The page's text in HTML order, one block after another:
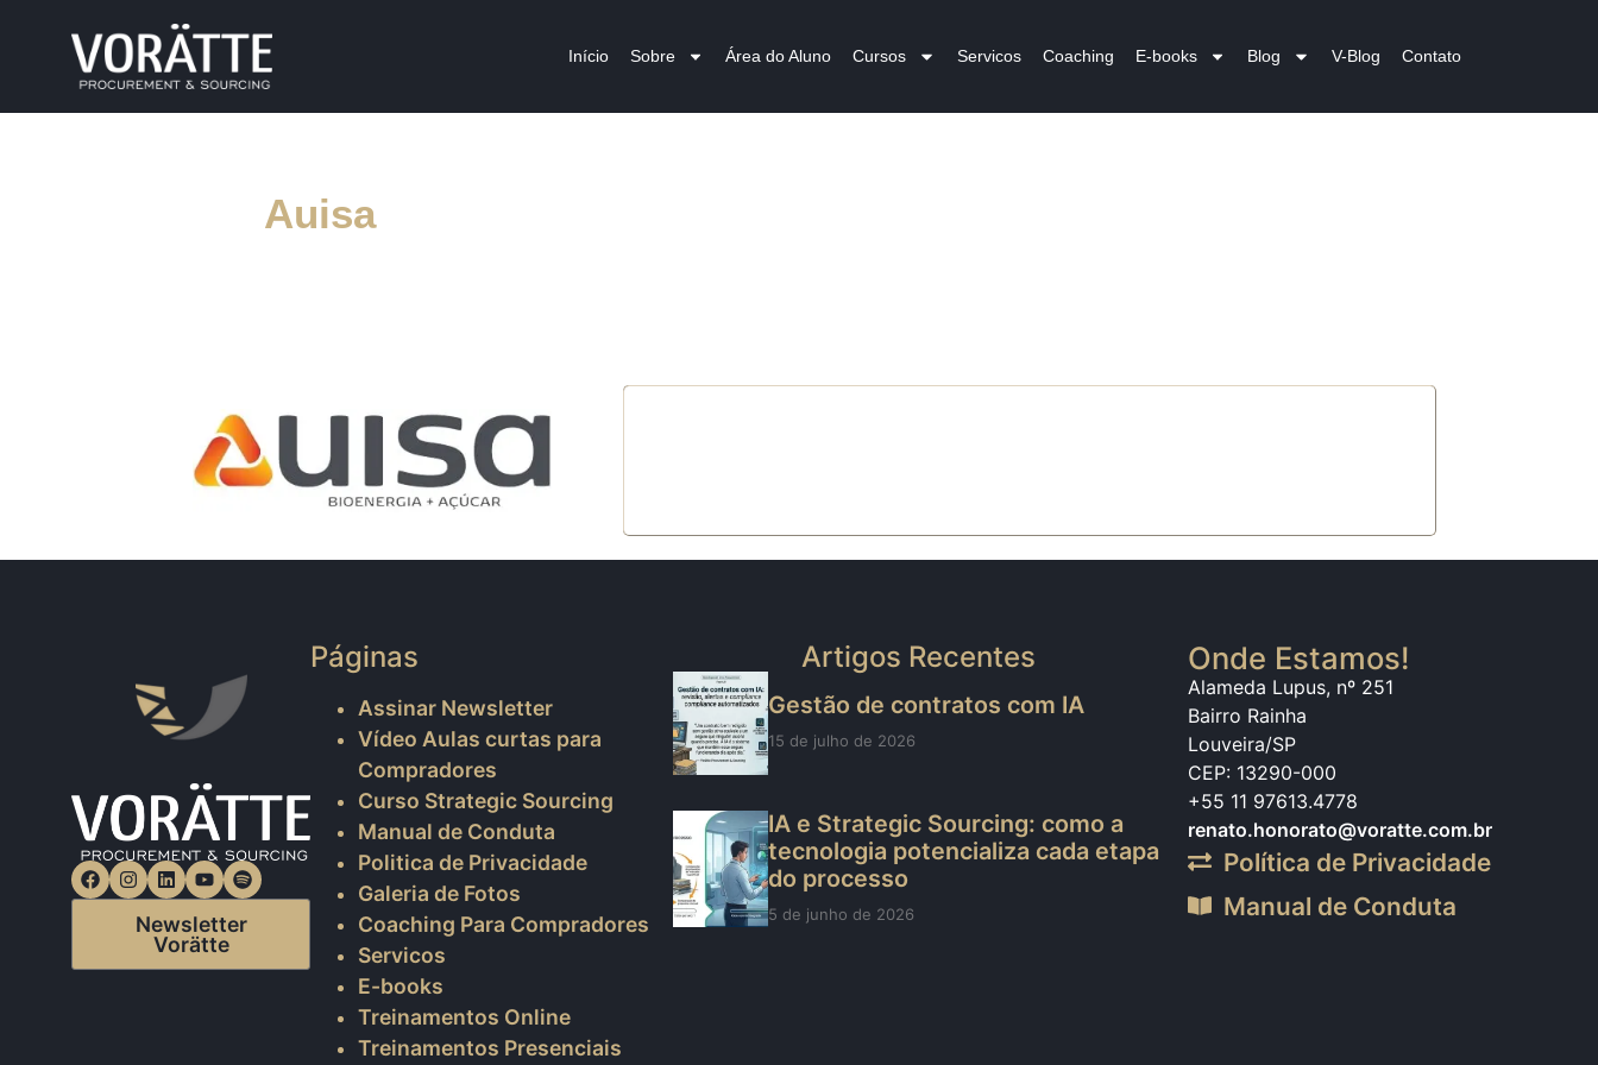
Início Sobre Área do Aluno Cursos Servicos Coaching E-books Blog V-Blog Contato
Auisa
Newsletter
Vorätte
Páginas
Assinar Newsletter
Vídeo Aulas curtas para
Compradores
Curso Strategic Sourcing
Manual de Conduta
Politica de Privacidade
Galeria de Fotos
Coaching Para Compradores
Servicos
E-books
Treinamentos Online
Treinamentos Presenciais
Artigos Recentes
Gestão de contratos com IA
15 de julho de 2026
IA e Strategic Sourcing: como a
tecnologia potencializa cada etapa
do processo
5 de junho de 2026
Onde Estamos!
Alameda Lupus, nº 251
Bairro Rainha
Louveira/SP
CEP: 13290-000
+55 11 97613.4778
renato.honorato@voratte.com.br
Política de Privacidade
Manual de Conduta